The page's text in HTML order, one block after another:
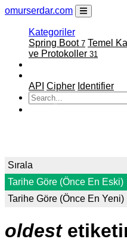
omurserdar.com
Kategoriler
Spring Boot 7 Temel
ve Protokoller 31
API Cipher Identifier
Sırala
Tarihe Göre (Önce En Eski)
Tarihe Göre (Önce En Yeni)
oldest